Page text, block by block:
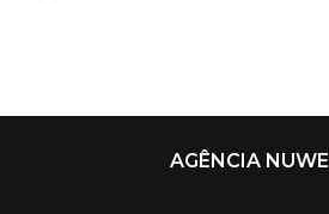
AGÊNCIA NUWE